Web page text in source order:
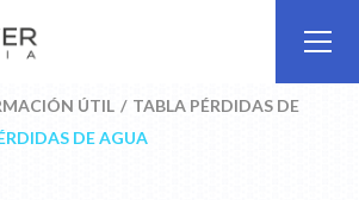
ÚTIL
TABLA PÉRDIDAS DE
DE AGUA